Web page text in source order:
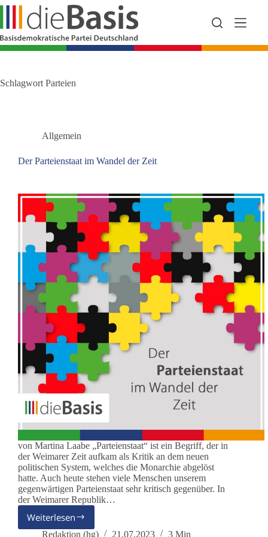
Zum
springen
Schlagwort Parteien
Allgemein
Der Parteienstaat im Wandel der Zeit
von Martina Laabe „Parteienstaat“ ist ein Begriff, der in
der Weimarer Zeit aufkam als Kritik an dem neuen
politischen System, welches die Monarchie abgelöst
hatte. Auch heute stehen viele Menschen unserem
gegenwärtigen Parteienstaat sehr kritisch gegenüber. In
der Weimarer Republik…
Weiterlesen
Der
Parteienstaat
Redaktion (hg) 21.07.2023 3 Min